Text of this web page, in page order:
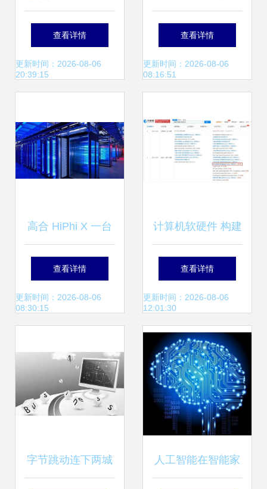
电脑 台式机和其他
产品的软件和驱动
户支持
查看详情
更新时间：2026-08-06
20:39:15
劳动路4398万强攻
深南股份，计算机
查看详情
更新时间：2026-08-06
08:16:51
高合 HiPhi X 一台
生在当下，活在未
来的可进化超跑
查看详情
更新时间：2026-08-06
08:30:15
计算机软硬件 构建
数字世界的基石
查看详情
更新时间：2026-08-06
12:01:30
字节跳动连下两城 人工智能在智能家